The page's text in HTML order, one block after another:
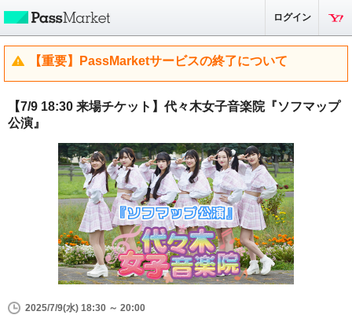
ログイン
【重要】PassMarketサービスの終了について
【7/9 18:30 来場チケット】代々木女子音楽院『ソフマップ
公演』
2025/7/9(水) 18:30 ～ 20:00